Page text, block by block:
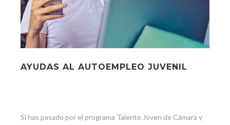
AYUDAS AL AUTOEMPLEO JUVENIL
Si has pasado por el programa Talento Joven de Cámara y